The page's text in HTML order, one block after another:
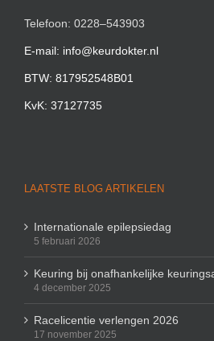
Telefoon: 0228–543903
E-mail: info@keurdokter.nl
BTW: 817952548B01
KvK: 37127735
LAATSTE BLOG ARTIKELEN
Internationale epilepsiedag
5 februari 2026
Keuring bij onafhankelijke
4 december 2025
Racelicentie verlengen 2026
17 november 2025